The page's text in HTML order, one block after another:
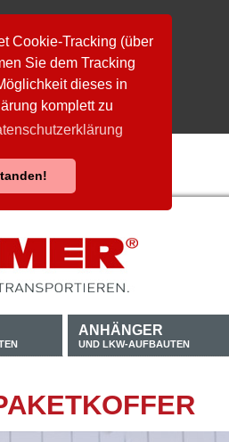
Cookie-Tracking (über
Sie dem Tracking
dieses in
komplett zu
ANHÄNGER
UND LKW-AUFBAUTEN